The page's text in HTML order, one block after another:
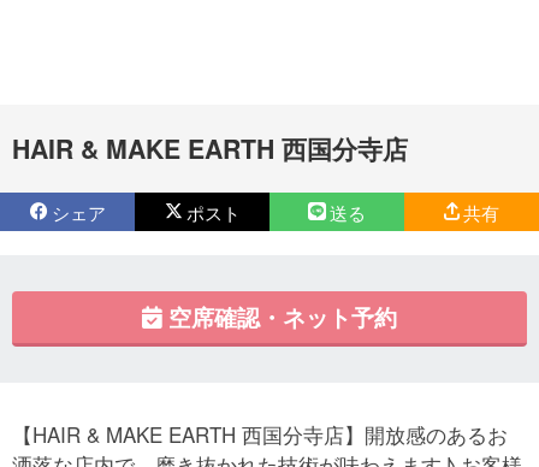
HAIR & MAKE EARTH 西国分寺店
シェア ポスト 送る 共有
空席確認・ネット予約
【HAIR & MAKE EARTH 西国分寺店】開放感のあるお